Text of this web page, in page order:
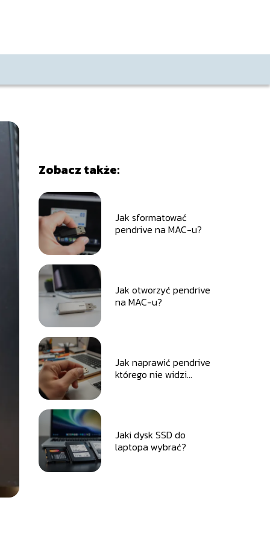
Zobacz także:
Jak sformatować
pendrive na MAC-u?
Jak otworzyć pendrive
na MAC-u?
Jak naprawić pendrive
którego nie widzi
Jaki dysk SSD do
laptopa wybrać?